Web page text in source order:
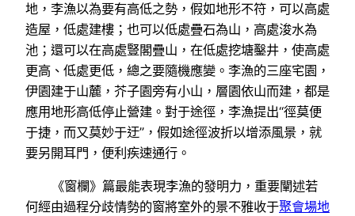
地，李漁以為要有高低之勢，假如地形不符，可以高處
造屋，低處建樓；也可以低處疊石為山，高處浚水為
池；還可以在高處豎閣疊山，在低處挖塘鑿井，使高處
更高、低處更低，總之要隨機應變。李漁的三座宅園，
伊園建于山麓，芥子園旁有小山，層園依山而建，都是
應用地形高低停止營建。對于途徑，李漁提出“徑莫便
于捷，而又莫妙于迂”，假如途徑波折以增添風景，就
要另開耳門，便利疾速通行。
《窗欄》篇最能表現李漁的發明力，重要闡述若
何經由過程分歧情勢的窗將室外的景不雅收于聚會場地